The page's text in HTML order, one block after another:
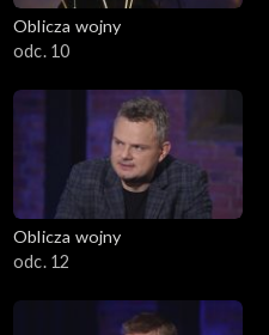
Oblicza wojny
odc. 10
Oblicza wojny
odc. 12